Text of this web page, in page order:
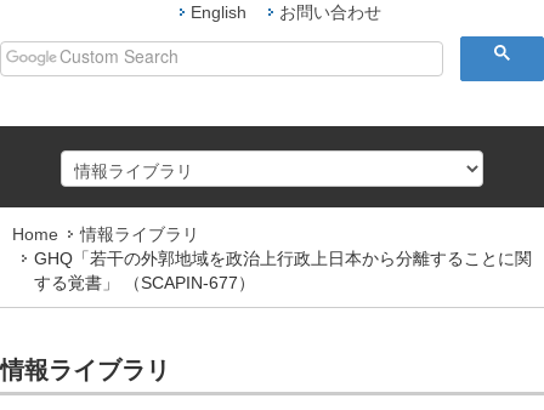
English お問い合わせ
島嶼研究ジャーナル
情報ライブラリ
Home
情報ライブラリ
GHQ「若干の外郭地域を政治上行政上日本から分離することに関
する覚書」 （SCAPIN-677）
情報ライブラリ